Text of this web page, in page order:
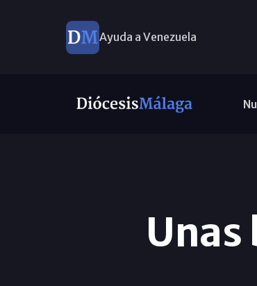
Ayuda a Venezuela
Unas